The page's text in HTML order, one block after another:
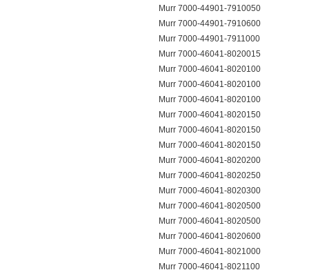
Murr 7000-44901-7910050
Murr 7000-44901-7910600
Murr 7000-44901-7911000
Murr 7000-46041-8020015
Murr 7000-46041-8020100
Murr 7000-46041-8020100
Murr 7000-46041-8020100
Murr 7000-46041-8020150
Murr 7000-46041-8020150
Murr 7000-46041-8020150
Murr 7000-46041-8020200
Murr 7000-46041-8020250
Murr 7000-46041-8020300
Murr 7000-46041-8020500
Murr 7000-46041-8020500
Murr 7000-46041-8020600
Murr 7000-46041-8021000
Murr 7000-46041-8021100